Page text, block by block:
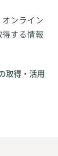
ンライン
する情報
取得・活用